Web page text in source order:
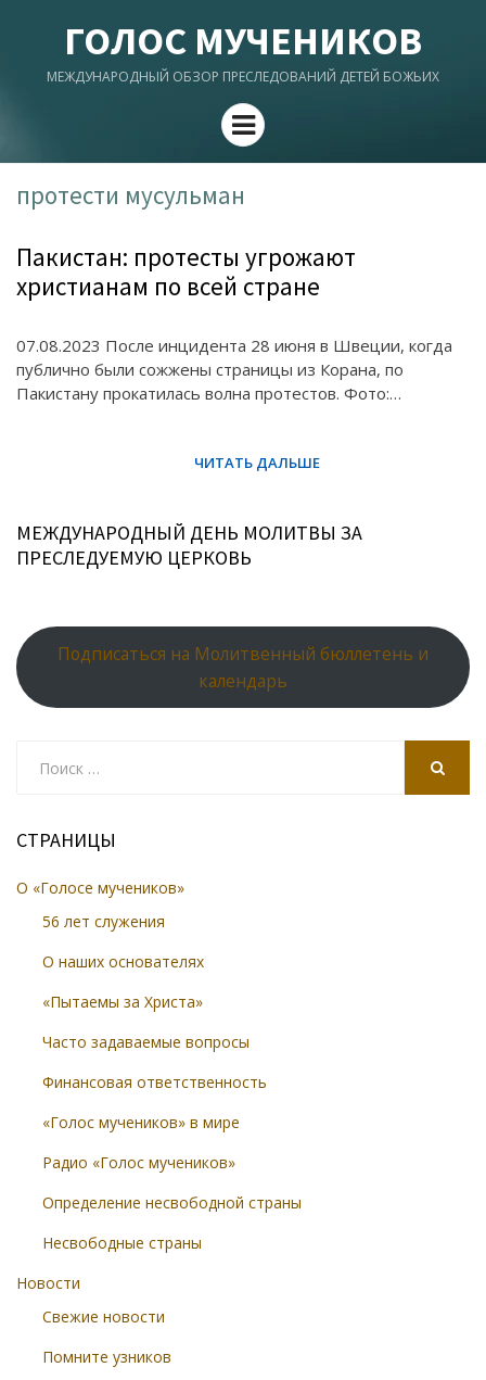
ГОЛОС МУЧЕНИКОВ
МЕЖДУНАРОДНЫЙ ОБЗОР ПРЕСЛЕДОВАНИЙ ДЕТЕЙ БОЖЬИХ
Menu
протести мусульман
Пакистан: протесты угрожают
христианам по всей стране
07.08.2023 После инцидента 28 июня в Швеции, когда
публично были сожжены страницы из Корана, по
Пакистану прокатилась волна протестов. Фото:…
МЕЖДУНАРОДНЫЙ ДЕНЬ МОЛИТВЫ ЗА
ПРЕСЛЕДУЕМУЮ ЦЕРКОВЬ
Подписаться на Молитвенный бюллетень и
календарь
СТРАНИЦЫ
О «Голосе мучеников»
56 лет служения
О наших основателях
«Пытаемы за Христа»
Часто задаваемые вопросы
Финансовая ответственность
«Голос мучеников» в мире
Радио «Голос мучеников»
Определение несвободной страны
Несвободные страны
Новости
Свежие новости
Помните узников